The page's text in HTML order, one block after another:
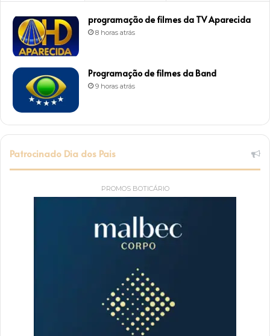
programação de filmes da TV Aparecida
8 horas atrás
Programação de filmes da Band
9 horas atrás
Patrocinado Dia dos Pais
PROMOS BOTICÁRIO